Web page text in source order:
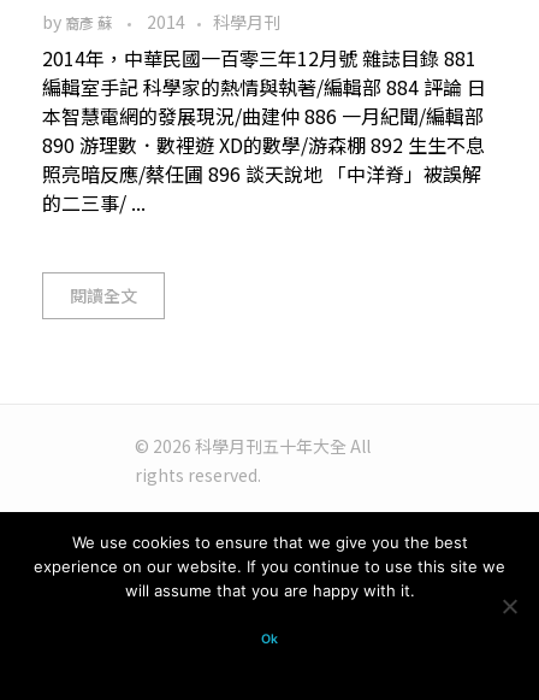
by 裔彥 蘇 2014 科學月刊
2014年，中華民國一百零三年12月號 雜誌目錄 881
編輯室手記 科學家的熱情與執著/編輯部 884 評論 日
本智慧電網的發展現況/曲建仲 886 一月紀聞/編輯部
890 游理數．數裡遊 XD的數學/游森棚 892 生生不息
照亮暗反應/蔡任圃 896 談天說地 「中洋脊」被誤解
的二三事/ ...
閱讀全文
© 2026 科學月刊五十年大全 All
rights reserved.
We use cookies to ensure that we give you the best
experience on our website. If you continue to use this site we
will assume that you are happy with it.
Ok